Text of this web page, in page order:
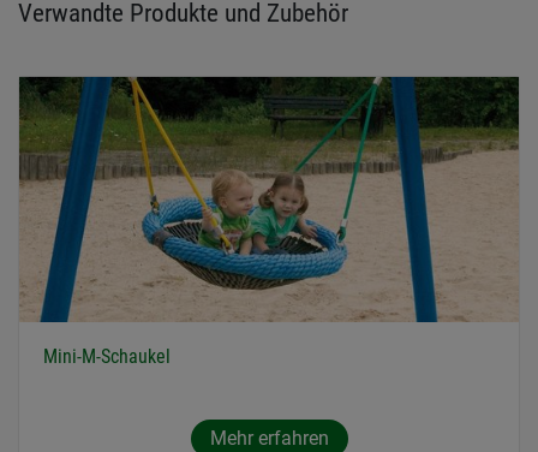
Verwandte Produkte und Zubehör
Mini-M-Schaukel
Mehr erfahren